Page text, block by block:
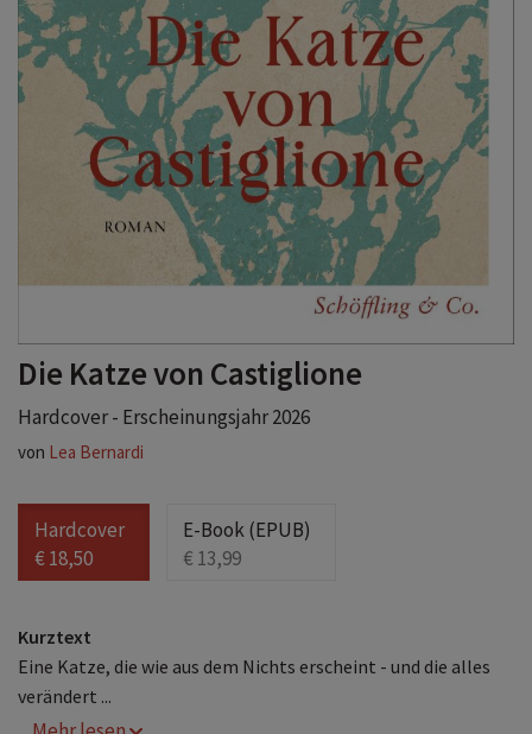
Die Katze von Castiglione
Hardcover - Erscheinungsjahr 2026
von Lea Bernardi
Hardcover
€ 18,50
E-Book (EPUB)
€ 13,99
Kurztext
Eine Katze, die wie aus dem Nichts erscheint - und die alles
verändert ...